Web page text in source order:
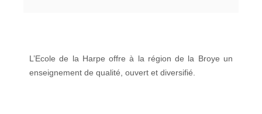
L’Ecole de la Harpe offre à la région de la Broye un
enseignement de qualité, ouvert et diversifié.